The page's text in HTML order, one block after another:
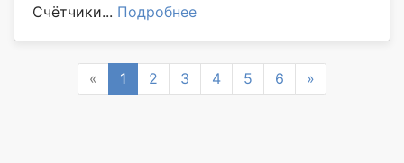
Счётчики... Подробнее
« Previous
1 2 3 4 5 6 »